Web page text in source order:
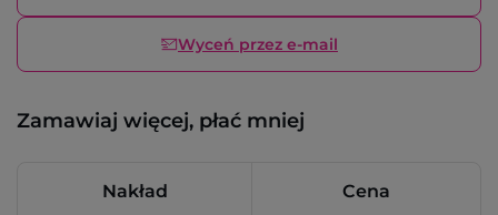
Wyceń przez e-mail
Zamawiaj więcej, płać mniej
Nakład Cena